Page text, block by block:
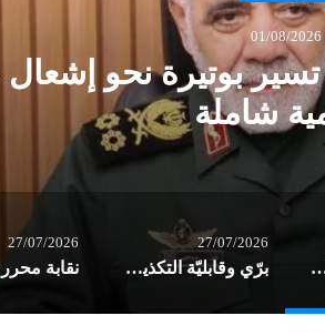
01/08/2026
تسير بوتيرة نحو
شاملة
تسير بوتيرة نحو إشعال حرب إقليمية شاملة
27/07/2026
برّي وقابليّة التكذيب: اختبار “ابن اللبون” في امتحان 26 تموز / بقلم د. عاطف الموسوي
27/07/2026